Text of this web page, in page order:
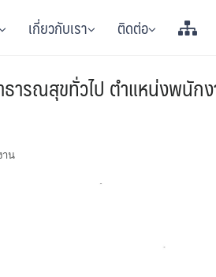
เกี่ยวกับเรา ติดต่อ
ารณสุขทั่วไป ตำแหน่งพนักง
าน